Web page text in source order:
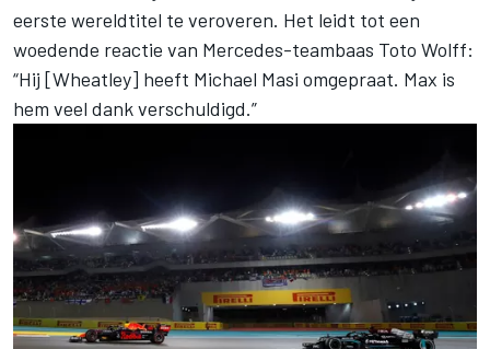
eerste wereldtitel te veroveren. Het leidt tot een
woedende reactie van Mercedes-teambaas Toto Wolff:
“Hij [Wheatley] heeft Michael Masi omgepraat. Max is
hem veel dank verschuldigd.”